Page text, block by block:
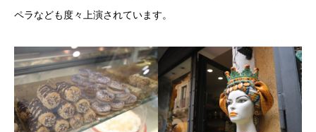
ペラなども度々上演されています。